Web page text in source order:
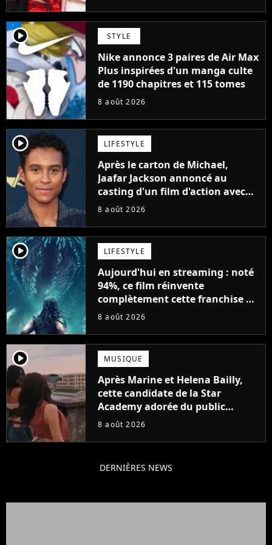
player2 STYLE
Nike annonce 3 paires de Air Max
Plus inspirées d'un manga culte
de 1190 chapitres et 115 tomes
8 août 2026
player2 LIFESTYLE
Après le carton de Michael,
Jaafar Jackson annoncé au
casting d'un film d'action avec
Will Smith
8 août 2026
player2 LIFESTYLE
Aujourd'hui en streaming : noté
94%, ce film réinvente
complètement cette franchise de
science-fiction vieille de 40 ans
8 août 2026
player2 MUSIQUE
Après Marine et Helena Bailly,
cette candidate de la Star
Academy adorée du public
annonce son premier album,
8 août 2026
DERNIÈRES NEWS